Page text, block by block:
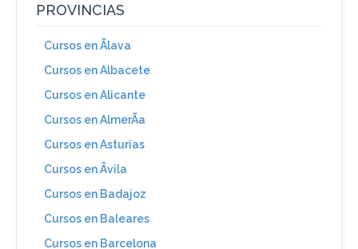
PROVINCIAS
Cursos en Ãlava
Cursos en Albacete
Cursos en Alicante
Cursos en AlmerÃ­a
Cursos en Asturias
Cursos en Ãvila
Cursos en Badajoz
Cursos en Baleares
Cursos en Barcelona